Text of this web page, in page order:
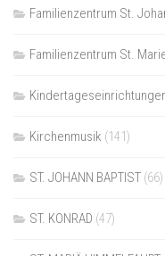
Familienzentrum St.
Familienzentrum St.
Kirchenmusik (141)
ST. JOHANN BAPTIST (66)
ST. KONRAD (47)